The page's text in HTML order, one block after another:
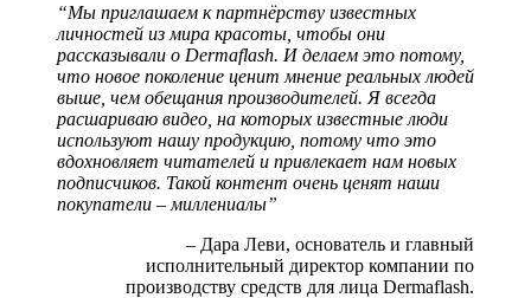
“Мы приглашаем к партнёрству известных
личностей из мира красоты, чтобы они
рассказывали о Dermaflash. И делаем это потому,
что новое поколение ценит мнение реальных людей
выше, чем обещания производителей. Я всегда
расшариваю видео, на которых известные люди
используют нашу продукцию, потому что это
вдохновляет читателей и привлекает нам новых
подписчиков. Такой контент очень ценят наши
покупатели – миллениалы”
– Дара Леви, основатель и главный
исполнительный директор компании по
производству средств для лица Dermaflash.